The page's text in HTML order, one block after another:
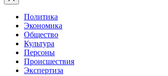
Политика
Экономика
Общество
Культура
Персоны
Происшествия
Экспертиза